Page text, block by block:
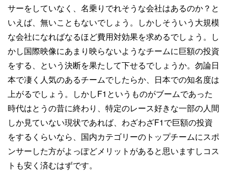
サーをしていなく、名乗りでれそうな会社はあるのか？と
いえば、無いこともないでしょう。しかしそういう大規模
な会社になればなるほど費用対効果を求めるでしょう。し
かし国際映像にあまり映らないようなチームに巨額の投資
をする、という決断を果たして下せるでしょうか。勿論日
本で凄く人気のあるチームでしたらか、日本での知名度は
上がるでしょう。しかしF1というものがブームであった
時代はとうの昔に終わり、特定のレース好きな一部の人間
しか見ていない現状であれば、わざわざF1で巨額の投資
をするくらいなら、国内カテゴリーのトップチームにスポ
ンサーした方がよっぽどメリットがあると思いますしコス
トも安く済むはずです。